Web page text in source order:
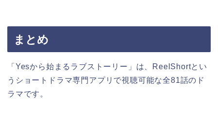
まとめ
「Yesから始まるラブストーリー」は、ReelShortとい
うショートドラマ専門アプリで視聴可能な全81話のド
ラマです。